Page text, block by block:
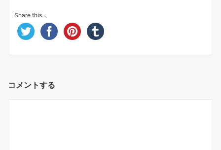
Share this...
コメントする